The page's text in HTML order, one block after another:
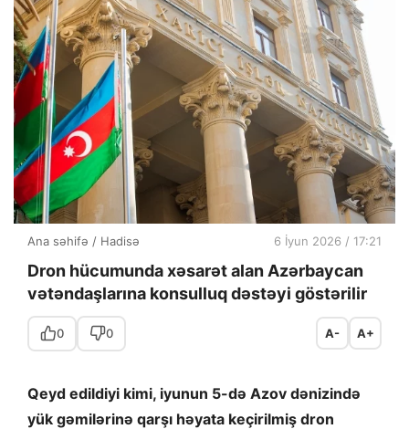
Ana səhifə / Hadisə 6 İyun 2026 / 17:21
Dron hücumunda xəsarət alan Azərbaycan
vətəndaşlarına konsulluq dəstəyi göstərilir
0 0 A- A+
Qeyd edildiyi kimi, iyunun 5-də Azov dənizində
yük gəmilərinə qarşı həyata keçirilmiş dron